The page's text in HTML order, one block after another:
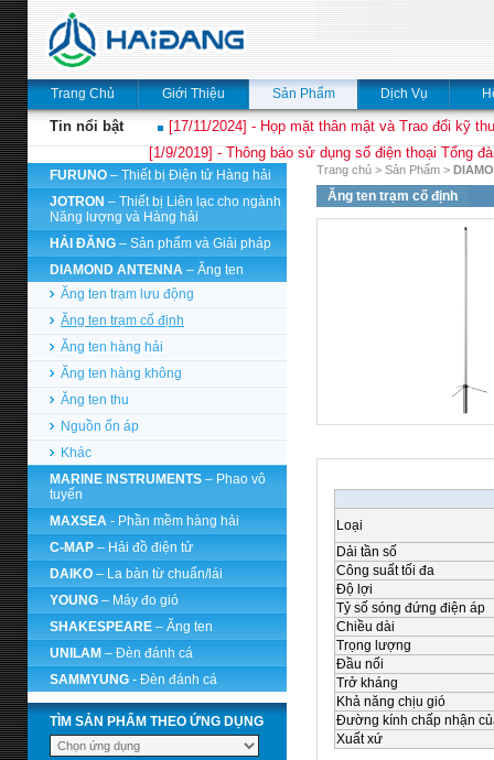
Trang Chủ Giới Thiệu Sản Phẩm Dịch Vụ
Tin nổi bật
[17/11/2024] - Họp mặt thân mật và Trao đổi kỹ
[1/9/2019] - Thông báo sử dụng số điện thoại Tổng
FURUNO – Thiết bị Điện tử Hàng hải
JOTRON – Thiết bị Liên lạc cho ngành
Năng lượng và Hàng hải
HẢI ĐĂNG – Sản phẩm và Giải pháp
DIAMOND ANTENNA – Ăng ten
Ăng ten trạm lưu động
Ăng ten trạm cố định
Ăng ten hàng hải
Ăng ten hàng không
Ăng ten thu
Nguồn ổn áp
Khác
MARINE INSTRUMENTS – Phao vô
tuyến
MAXSEA - Phần mềm hàng hải
C-MAP – Hải đồ điện tử
DAIKO – La bàn từ chuẩn/lái
YOUNG – Máy đo gió
SHAKESPEARE – Ăng ten
UNILAM – Đèn đánh cá
SAMMYUNG - Đèn đánh cá
TÌM SẢN PHẨM THEO ỨNG DỤNG
Trang chủ > Sản Phẩm >
Ăng ten trạm cố định
Loại
Dải tần số
Công suất tối đa
Độ lợi
Tỷ số sóng đứng điện áp
Chiều dài
Trọng lượng
Đầu nối
Trở kháng
Khả năng chịu gió
Đường kính chấp nhận
Xuất xứ